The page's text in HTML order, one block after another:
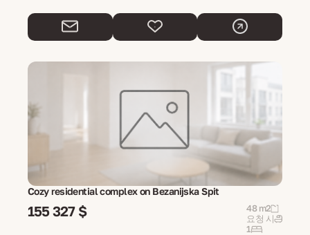
Cozy residential complex on Bezanijska Spit
155 327 $
48 m2
요청 시
1